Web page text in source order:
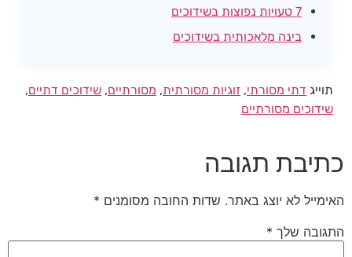
7 טעויות נפוצות בשידוכים
בינה מלאכותית בשידוכים
תוייג דתי מסורתי, זוגיות מסורתית, מסורתיים, שידוכים דתיים,
שידוכים מסורתיים
כתיבת תגובה
האימייל לא יוצג באתר. שדות החובה מסומנים *
התגובה שלך *